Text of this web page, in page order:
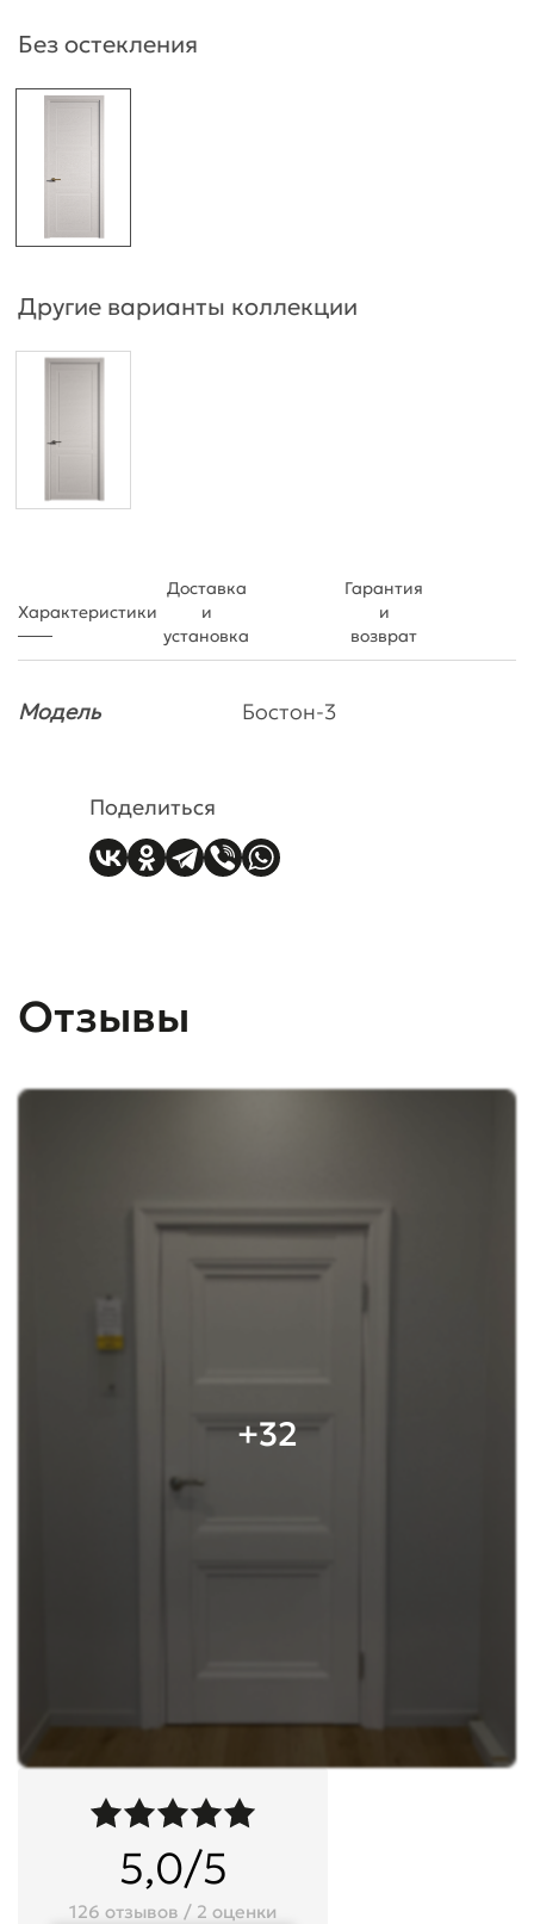
Без остекления
Другие варианты коллекции
Характеристики
Доставка
и
установка
Гарантия
и
возврат
Модель Бостон-3
Поделиться
Отзывы
+32
5,0/5
126 отзывов / 2 оценки